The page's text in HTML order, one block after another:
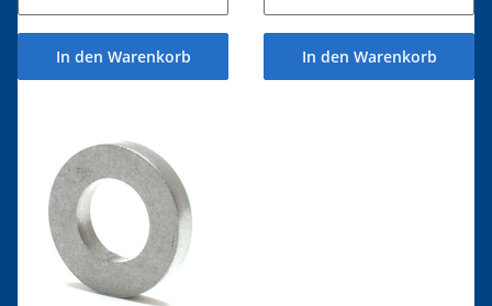
In den Warenkorb In den Warenkorb